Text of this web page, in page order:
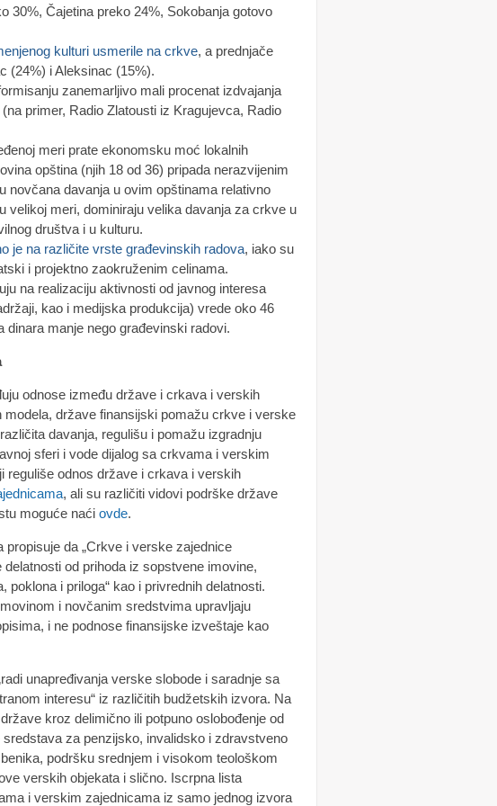
30%, Čajetina preko 24%, Sokobanja gotovo
kulturi usmerile na crkve, a prednjače
(24%) i Aleksinac (15%).
zanemarljivo mali procenat izdvajanja
primer, Radio Zlatousti iz Kragujevca, Radio
meri prate ekonomsku moć lokalnih
opština (njih 18 od 36) pripada nerazvijenim
novčana davanja u ovim opštinama relativno
velikoj meri, dominiraju velika davanja za crkve u
društva i u kulturu.
je na različite vrste građevinskih radova, iako su
i projektno zaokruženim celinama.
na realizaciju aktivnosti od javnog interesa
kao i medijska produkcija) vrede oko 46
dinara manje nego građevinski radovi.
odnose između države i crkava i verskih
države finansijski pomažu crkve i verske
davanja, regulišu i pomažu izgradnju
sferi i vode dijalog sa crkvama i verskim
reguliše odnos države i crkava i verskih
, ali su različiti vidovi podrške države
moguće naći ovde.
da „Crkve i verske zajednice
od prihoda iz sopstvene imovine,
poklona i priloga“ kao i privrednih delatnosti.
i novčanim sredstvima upravljaju
i ne podnose finansijske izveštaje kao
unapređivanja verske slobode i saradnje sa
interesu“ iz različitih budžetskih izvora. Na
kroz delimično ili potpuno oslobođenje od
za penzijsko, invalidsko i zdravstveno
podršku srednjem i visokom teološkom
verskih objekata i slično. Iscrpna lista
i verskim zajednicama iz samo jednog izvora